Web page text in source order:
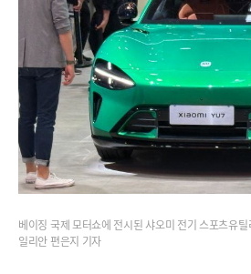
베이징 국제 모터쇼에 전시된 샤오미 전기 스포츠유
일리안 편은지 기자